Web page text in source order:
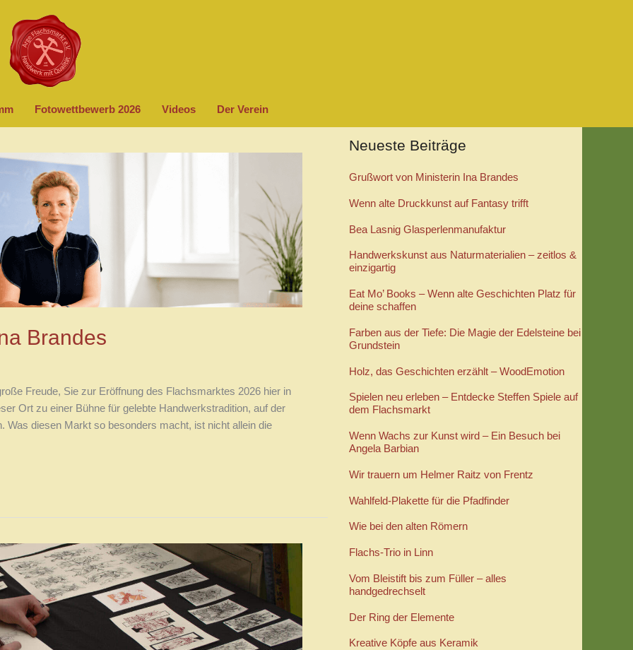
Fotowettbewerb 2026 Videos Der Verein
Brandes
Freude, Sie zur Eröffnung des Flachsmarktes 2026 hier in
Ort zu einer Bühne für gelebte Handwerkstradition, auf der
diesen Markt so besonders macht, ist nicht allein die
Neueste Beiträge
Grußwort von Ministerin Ina Brandes
Wenn alte Druckkunst auf Fantasy trifft
Bea Lasnig Glasperlenmanufaktur
Handwerkskunst aus Naturmaterialien – zeitlos &
einzigartig
Eat Mo’ Books – Wenn alte Geschichten Platz für
deine schaffen
Farben aus der Tiefe: Die Magie der Edelsteine bei
Grundstein
Holz, das Geschichten erzählt – WoodEmotion
Spielen neu erleben – Entdecke Steffen Spiele auf
dem Flachsmarkt
Wenn Wachs zur Kunst wird – Ein Besuch bei
Angela Barbian
Wir trauern um Helmer Raitz von Frentz
Wahlfeld-Plakette für die Pfadfinder
Wie bei den alten Römern
Flachs-Trio in Linn
Vom Bleistift bis zum Füller – alles
handgedrechselt
Der Ring der Elemente
Kreative Köpfe aus Keramik